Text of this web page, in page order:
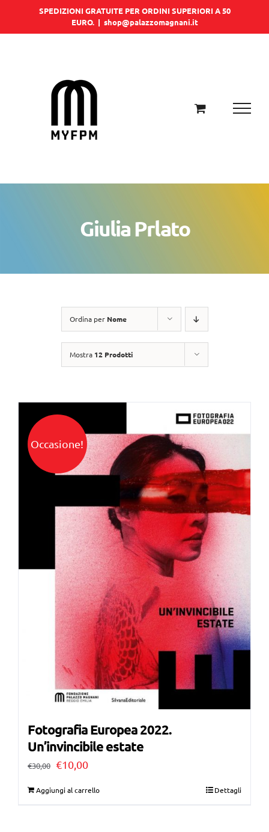
SPEDIZIONI GRATUITE PER ORDINI SUPERIORI A 50
EURO. | shop@palazzomagnani.it
Giulia Prlato
Ordina per Nome
Mostra 12 Prodotti
Occasione!
Fotografia Europea 2022.
Un’invincibile estate
€30,00 Il
€10,00Il
Aggiungi al carrello Dettagli